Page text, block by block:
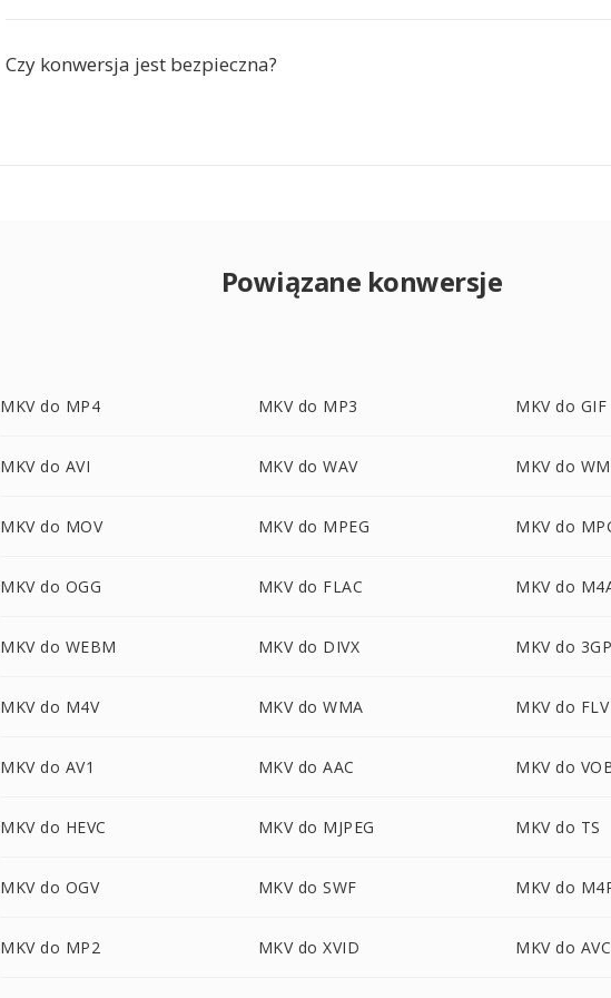
Czy konwersja jest bezpieczna?
Powiązane konwersje
MKV do MP4 MKV do MP3 MKV do GIF
MKV do AVI MKV do WAV MKV do
MKV do MOV MKV do MPEG MKV do
MKV do OGG MKV do FLAC MKV do
MKV do WEBM MKV do DIVX MKV do
MKV do M4V MKV do WMA MKV do FLV
MKV do AV1 MKV do AAC MKV do
MKV do HEVC MKV do MJPEG MKV do TS
MKV do OGV MKV do SWF MKV do
MKV do MP2 MKV do XVID MKV do